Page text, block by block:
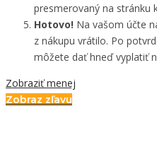
presmerovaný na stránku
Hotovo! Na vašom účte
z nákupu vrátilo. Po
môžete dať hneď vyplatiť
Zobraziť menej
Zobraz zľavu